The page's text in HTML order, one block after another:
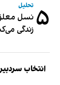
۵ تحلیل
نسل
زندگی
انتخاب سردبیر